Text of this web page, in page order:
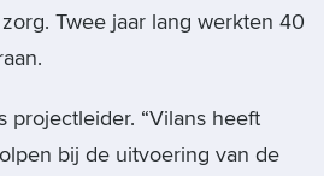
Twee jaar lang werkten 40
projectleider. “Vilans heeft
bij de uitvoering van de